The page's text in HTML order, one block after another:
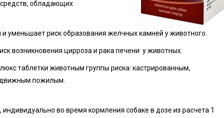
обладающих
уменьшает риск образования желчных камней у животного.
возникновения цирроза и рака печени у животных.
таблетки животным группы риска: кастрированным,
пожилым.
во время кормления собаке в дозе из расчета 1